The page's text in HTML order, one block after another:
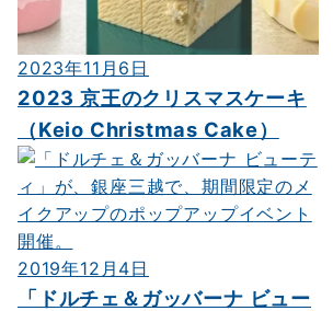
2023年11月6日
2023 京王のクリスマスケーキ
（Keio Christmas Cake）
2019年12月4日
「ドルチェ＆ガッバーナ ビュー